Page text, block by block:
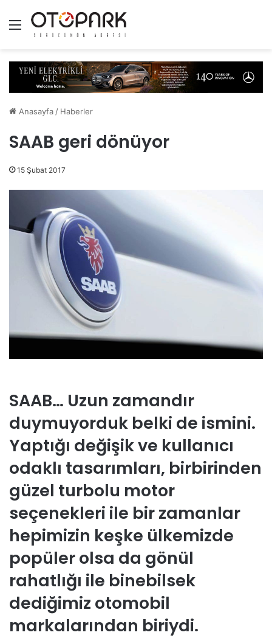
Menü
Anasayfa / Haberler
SAAB geri dönüyor
15 Şubat 2017
SAAB… Uzun zamandır
duymuyorduk belki de ismini.
Yaptığı değişik ve kullanıcı
odaklı tasarımları, birbirinden
güzel turbolu motor
seçenekleri ile bir zamanlar
hepimizin keşke ülkemizde
popüler olsa da gönül
rahatlığı ile binebilsek
dediğimiz otomobil
markalarından biriydi.